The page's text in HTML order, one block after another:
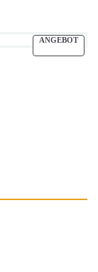
ANGEBOT